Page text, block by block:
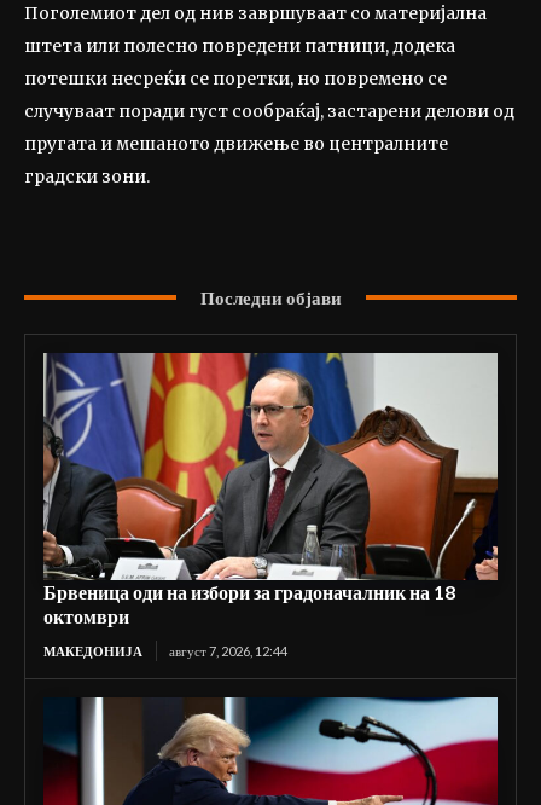
Поголемиот дел од нив завршуваат со материјална
штета или полесно повредени патници, додека
потешки несреќи се поретки, но повремено се
случуваат поради густ сообраќај, застарени делови од
пругата и мешаното движење во централните
градски зони.
Последни објави
Брвеница оди на избори за градоначалник на 18
октомври
МАКЕДОНИЈА август 7, 2026, 12:44